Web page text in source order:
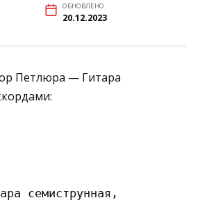
ОБНОВЛЕНО
20.12.2023
Петлюра — Гитара
семиструнная,